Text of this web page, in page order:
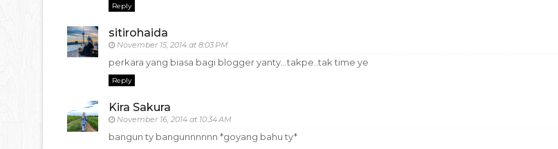
Reply
sitirohaida
November 15, 2014 at 8:03 PM
perkara yang biasa bagi blogger yanty...takpe..tak time ye
Reply
Kira Sakura
November 16, 2014 at 10:34 AM
bangun ty bangunnnnnn *goyang bahu ty*